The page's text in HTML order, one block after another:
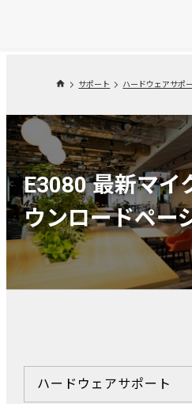
サポート ハードウェアサポ
E3080 最新マイ
ウンロードペー
ハードウェアサポート